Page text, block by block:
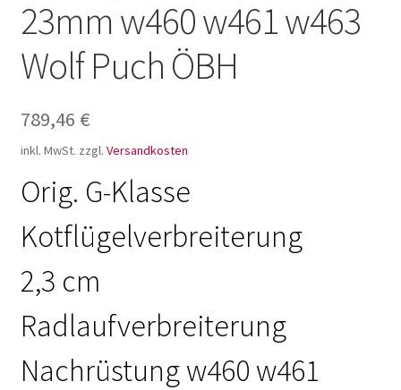
23mm w460 w461 w463
Wolf Puch ÖBH
789,46 €
inkl. MwSt. zzgl. Versandkosten
Orig. G-Klasse
Kotflügelverbreiterung
2,3 cm
Radlaufverbreiterung
Nachrüstung w460 w461